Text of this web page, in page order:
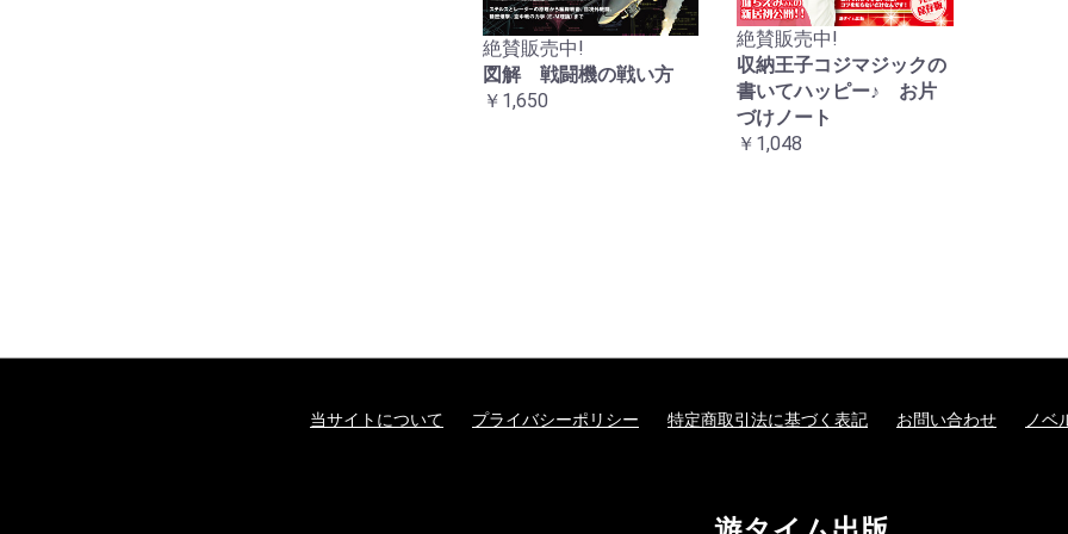
絶賛販売中!
図解 戦闘機の戦い方
￥1,650
絶賛販売中!
収納王子コジマジックの
書いてハッピー♪ お片
づけノート
￥1,048
当サイトについて プライバシーポリシー 特定商取引法に基づく表記 お問い合わせ ノベ